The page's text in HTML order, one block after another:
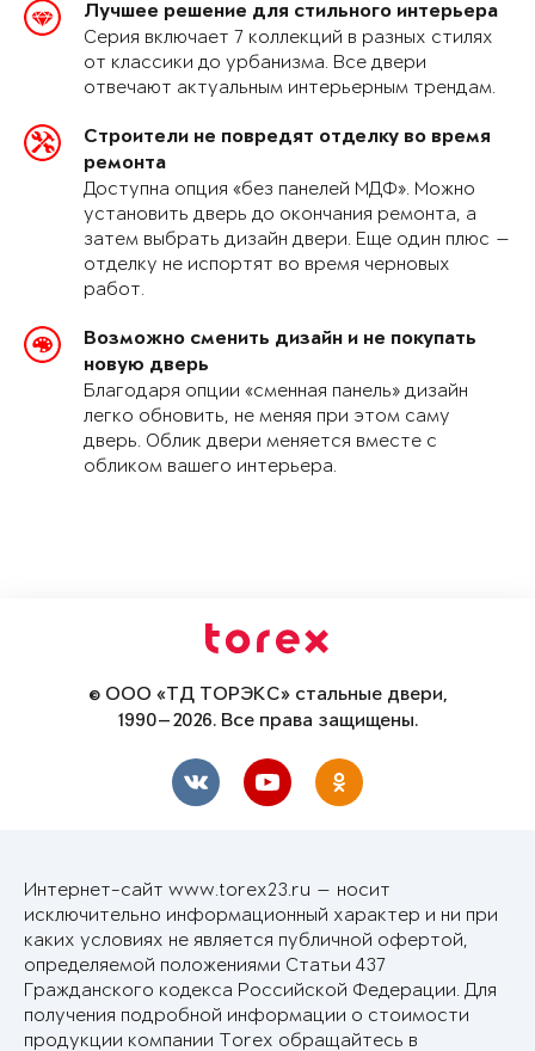
Лучшее решение для стильного интерьера
Серия включает 7 коллекций в разных стилях
от классики до урбанизма. Все двери
отвечают актуальным интерьерным трендам.
Строители не повредят отделку во время
ремонта
Доступна опция «без панелей МДФ». Можно
установить дверь до окончания ремонта, а
затем выбрать дизайн двери. Еще один плюс —
отделку не испортят во время черновых
работ.
Возможно сменить дизайн и не покупать
новую дверь
Благодаря опции «сменная панель» дизайн
легко обновить, не меняя при этом саму
дверь. Облик двери меняется вместе с
обликом вашего интерьера.
© ООО «ТД ТОРЭКС» стальные двери,
1990—2026. Все права защищены.
Интернет-сайт www.torex23.ru — носит
исключительно информационный характер и ни при
каких условиях не является публичной офертой,
определяемой положениями Статьи 437
Гражданского кодекса Российской Федерации. Для
получения подробной информации о стоимости
продукции компании Torex обращайтесь в